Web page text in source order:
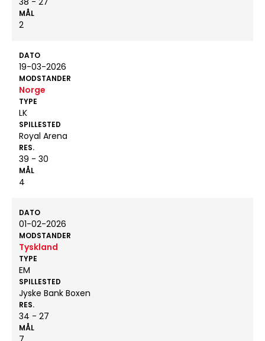
MÅL
2
DATO
19-03-2026
MODSTANDER
Norge
TYPE
LK
SPILLESTED
Royal Arena
RES.
39 - 30
MÅL
4
DATO
01-02-2026
MODSTANDER
Tyskland
TYPE
EM
SPILLESTED
Jyske Bank Boxen
RES.
34 - 27
MÅL